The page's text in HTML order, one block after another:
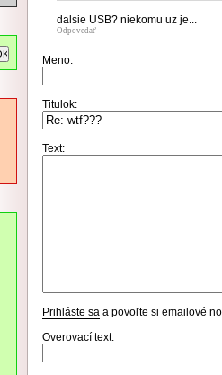
dalsie USB? niekomu uz je...
Odpovedať
Meno:
Titulok:
Text:
Prihláste sa a povoľte si emailové
Overovací text: